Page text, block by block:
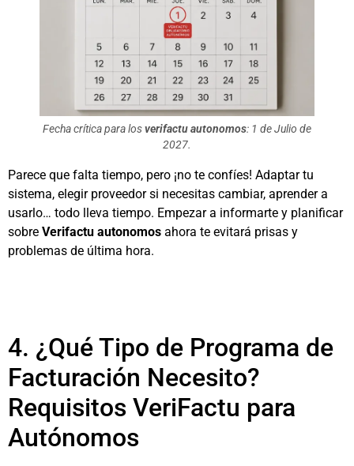
Fecha crítica para losverifactu autonomos: 1 de Julio de
2027.
Parece que falta tiempo, pero ¡no te confíes! Adaptar tu
sistema, elegir proveedor si necesitas cambiar, aprender a
usarlo… todo lleva tiempo. Empezar a informarte y planificar
sobre Verifactu autonomos ahora te evitará prisas y
problemas de última hora.
4. ¿Qué Tipo de Programa de
Facturación Necesito?
Requisitos VeriFactu para
Autónomos